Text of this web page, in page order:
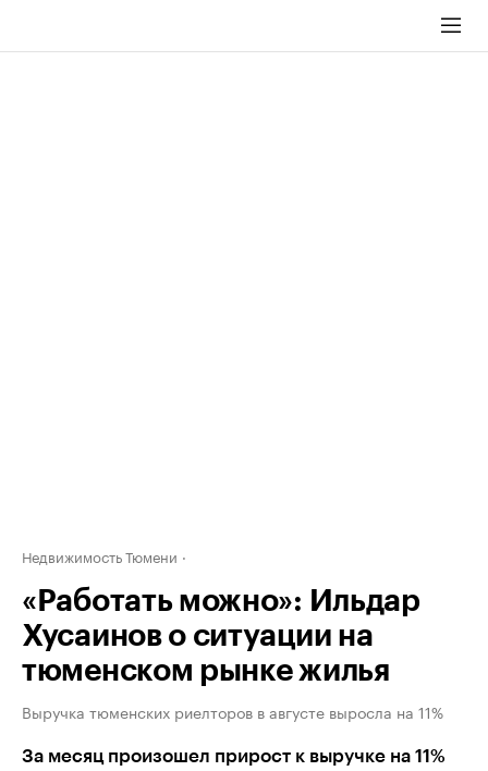
Недвижимость Тюмени
«Работать можно»: Ильдар
Хусаинов о ситуации на
тюменском рынке жилья
Выручка тюменских риелторов в августе выросла на 11%
За месяц произошел прирост к выручке на 11%